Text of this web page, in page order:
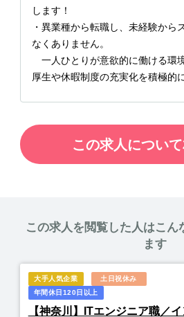
します！
・異業種から転職し、未経験から
なくありません。
一人ひとりが意欲的に働ける環
厚生や休暇制度の充実化を積極的
この求人につい
この求人を閲覧した人はこん
ます
大手人気企業
土日祝休み
年間休日120日以上
【神奈川】ITエンジニア職／